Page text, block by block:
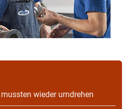
wieder umdrehen